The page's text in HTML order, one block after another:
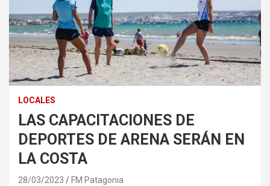
LOCALES
LAS CAPACITACIONES DE
DEPORTES DE ARENA SERÁN EN
LA COSTA
28/03/2023 FM Patagonia